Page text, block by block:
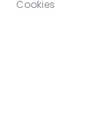
Cookies